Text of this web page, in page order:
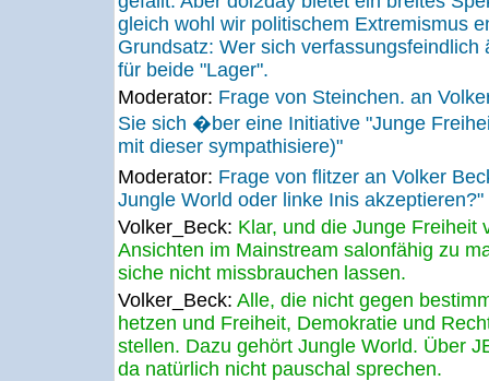
gleich wohl wir politischem Extremismus
Grundsatz: Wer sich verfassungsfeindlich
für beide "Lager".
Moderator: Frage von Steinchen. an
Sie sich �ber eine Initiative "Junge
mit dieser sympathisiere)"
Moderator: Frage von flitzer an Volker
Jungle World oder linke Inis akzeptieren?"
Volker_Beck: Klar, und die Junge Freiheit
Ansichten im Mainstream salonfähig zu
siche nicht missbrauchen lassen.
Volker_Beck: Alle, die nicht gegen
hetzen und Freiheit, Demokratie und
stellen. Dazu gehört Jungle World. Über
da natürlich nicht pauschal sprechen.